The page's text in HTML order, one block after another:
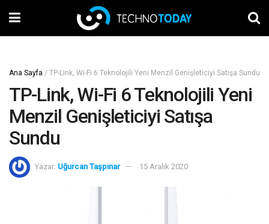
Ana Sayfa / TP-Link, Wi-Fi 6 Teknolojili Yeni Menzil Genişleticiyi Satışa Sundu
TP-Link, Wi-Fi 6 Teknolojili Yeni
Menzil Genişleticiyi Satışa
Sundu
Yazar: Uğurcan Taşpınar 15 Aralık 2020